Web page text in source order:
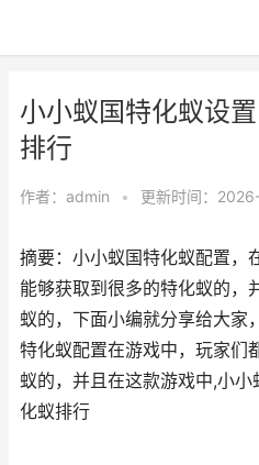
小小蚁国特化蚁设
排行
作者： admin • 更新时间：
摘要：小小蚁国特化蚁配置，
能够获取到很多的特化蚁的，
蚁的，下面小编就分享给大家
特化蚁配置在游戏中，玩家们
蚁的，并且在这款游戏中,小
化蚁排行